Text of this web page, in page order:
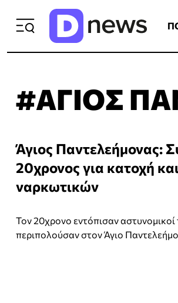
#ΑΓΙΟΣ
Άγιος Παντελεήμονας:
20χρονος για κατοχή
ναρκωτικών
Τον 20χρονο εντόπισαν
περιπολούσαν στον Άγιο